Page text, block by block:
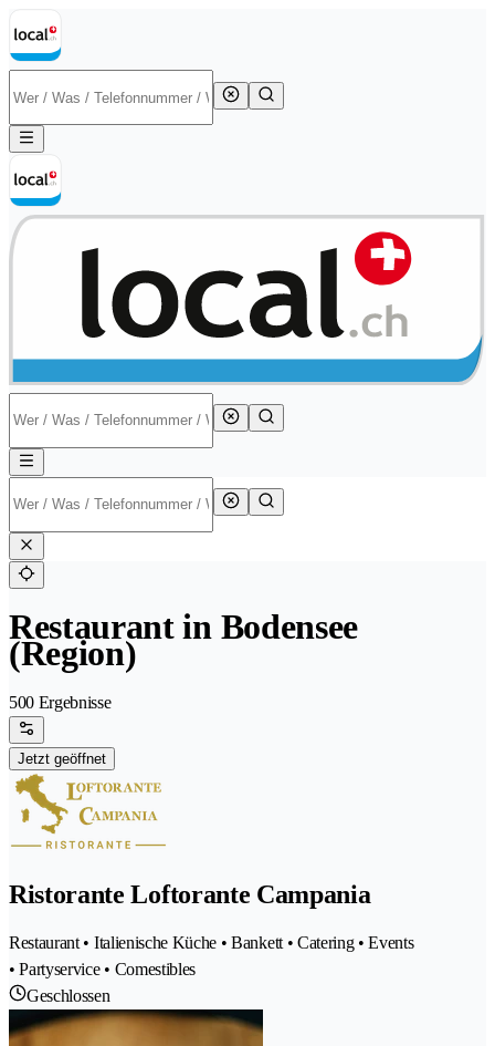
Restaurant in Bodensee
(Region)
500 Ergebnisse
Jetzt geöffnet
Ristorante Loftorante Campania
Restaurant • Italienische Küche • Bankett • Catering • Events
• Partyservice • Comestibles
Geschlossen